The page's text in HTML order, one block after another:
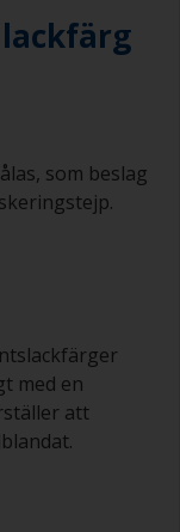
borst.
dem
för
som
eller
som beslag
med en
att